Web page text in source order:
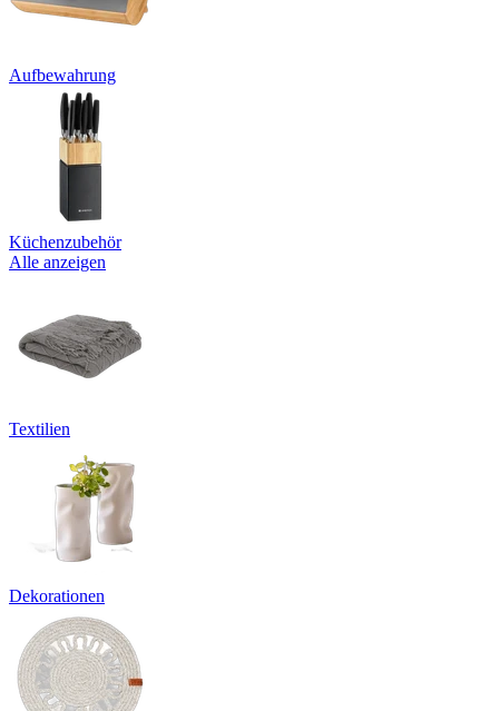
Aufbewahrung
Küchenzubehör
Alle anzeigen
Textilien
Dekorationen